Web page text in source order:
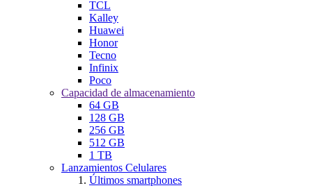
TCL
Kalley
Huawei
Honor
Tecno
Infinix
Poco
Capacidad de almacenamiento
64 GB
128 GB
256 GB
512 GB
1 TB
Lanzamientos Celulares
Últimos smartphones